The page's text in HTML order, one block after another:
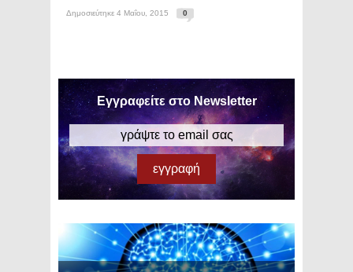
Δημοσιεύτηκε 4 Μαΐου, 2015 0
Εγγραφείτε στο Newsletter